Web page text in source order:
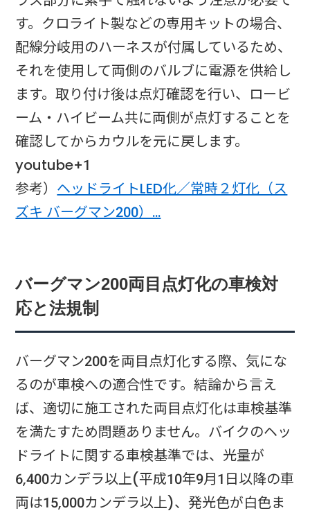
す。クロライト製などの専用キットの場合、
配線分岐用のハーネスが付属しているため、
それを使用して両側のバルブに電源を供給し
ます。取り付け後は点灯確認を行い、ロービ
ーム・ハイビーム共に両側が点灯することを
確認してからカウルを元に戻します。
youtube+1​
参考） ヘッドライトLED化／常時２灯化（ス
ズキ バーグマン200）…
バーグマン200両目点灯化の車検対
応と法規制
バーグマン200を両目点灯化する際、気にな
るのが車検への適合性です。結論から言え
ば、適切に施工された両目点灯化は車検基準
を満たすため問題ありません。バイクのヘッ
ドライトに関する車検基準では、光量が
6,400カンデラ以上(平成10年9月1日以降の車
両は15,000カンデラ以上)、発光色が白色ま